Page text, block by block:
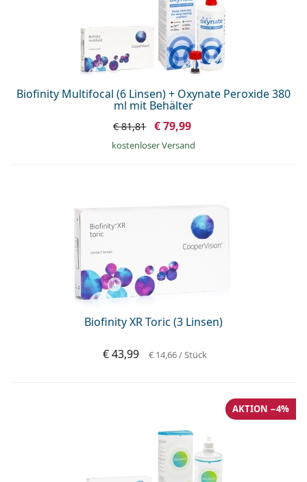
Biofinity Multifocal (6 Linsen) + Oxynate Peroxide 380
ml mit Behälter
€ 81,81 € 79,99
kostenloser Versand
Biofinity XR Toric (3 Linsen)
€ 43,99 € 14,66/ Stück
AKTION −4%